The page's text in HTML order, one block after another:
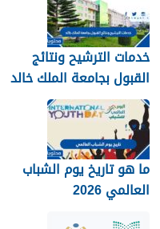
خدمات الترشيح ونتائج
القبول بجامعة الملك خالد
1448
ما هو تاريخ يوم الشباب
العالمي 2026